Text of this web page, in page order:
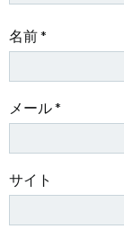
名前*
メール*
サイト